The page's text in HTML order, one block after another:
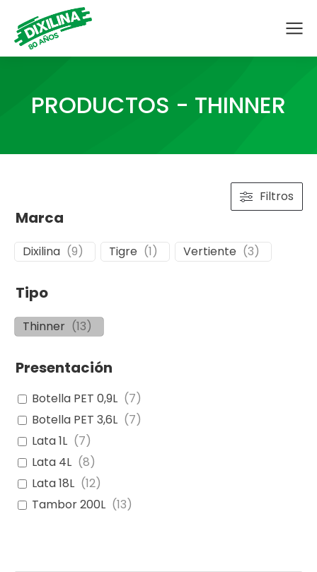
PRODUCTOS - THINNER
Filtros
Marca
Dixilina (9) Tigre (1) Vertiente (3)
Tipo
Thinner (13)
Presentación
Botella PET 0,9L (7)
Botella PET 3,6L (7)
Lata 1L (7)
Lata 4L (8)
Lata 18L (12)
Tambor 200L (13)